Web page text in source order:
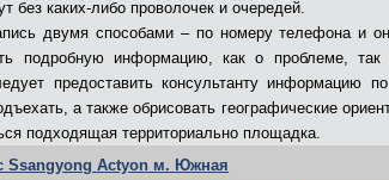
без каких-либо проволочек и очередей.
двумя способами – по номеру телефона и
подробную информацию, как о проблеме,
предоставить консультанту информацию
а также обрисовать географические
подходящая территориально площадка.
Ssangyong Actyon м. Южная